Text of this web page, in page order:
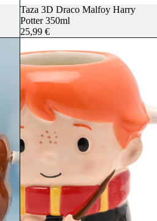
Taza 3D Draco Malfoy Harry
Potter 350ml
25,99 €